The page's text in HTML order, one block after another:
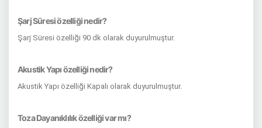
Şarj Süresi özelliği nedir?
Şarj Süresi özelliği 90 dk olarak duyurulmuştur.
Akustik Yapı özelliği nedir?
Akustik Yapı özelliği Kapalı olarak duyurulmuştur.
Toza Dayanıklılık özelliği var mı?